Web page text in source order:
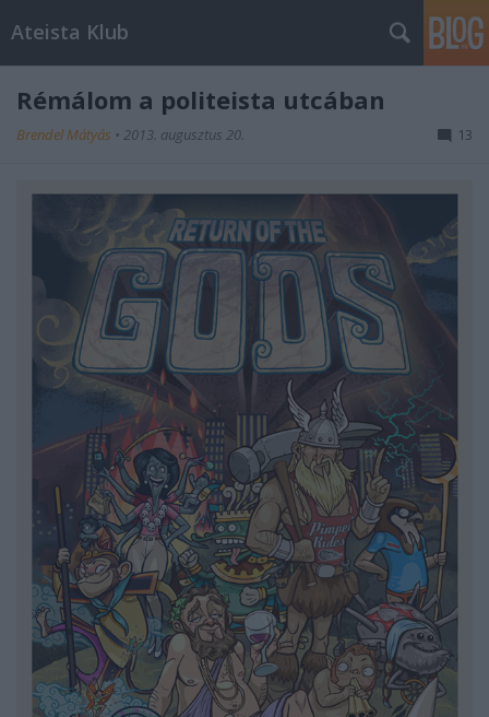
Ateista Klub
Rémálom a politeista utcában
Brendel Mátyás • 2013. augusztus 20. 13